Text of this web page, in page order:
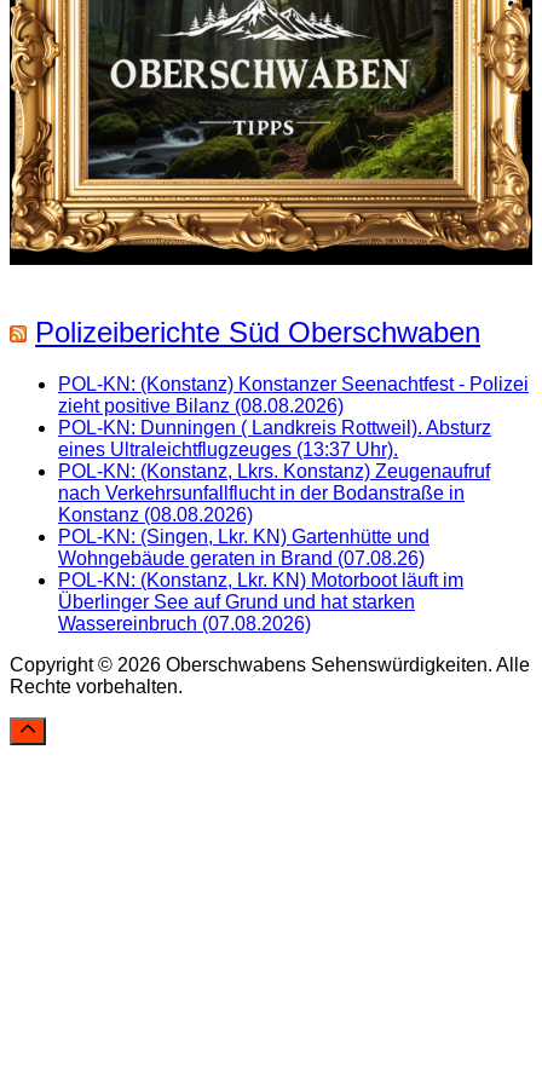
Polizeiberichte Süd Oberschwaben
POL-KN: (Konstanz) Konstanzer Seenachtfest - Polizei
zieht positive Bilanz (08.08.2026)
POL-KN: Dunningen ( Landkreis Rottweil). Absturz
eines Ultraleichtflugzeuges (13:37 Uhr).
POL-KN: (Konstanz, Lkrs. Konstanz) Zeugenaufruf
nach Verkehrsunfallflucht in der Bodanstraße in
Konstanz (08.08.2026)
POL-KN: (Singen, Lkr. KN) Gartenhütte und
Wohngebäude geraten in Brand (07.08.26)
POL-KN: (Konstanz, Lkr. KN) Motorboot läuft im
Überlinger See auf Grund und hat starken
Wassereinbruch (07.08.2026)
Copyright © 2026 Oberschwabens Sehenswürdigkeiten. Alle
Rechte vorbehalten.